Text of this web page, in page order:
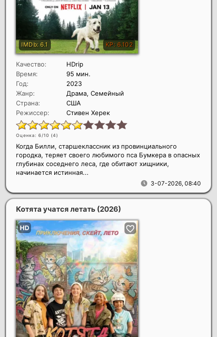
Качество:
HDrip
Время:
95 мин.
Год:
2023
Жанр:
Драма, Семейный
Страна:
США
Режиссер:
Стивен Херек
Оценка: 6/10 (4)
3-07-2026, 08:40
Когда Билли, старшеклассник из провинциального
городка, теряет своего любимого пса Бумкера в опасных
глубинах соседнего леса, где обитают хищники,
начинается истинная...
Котята учатся летать (2026)